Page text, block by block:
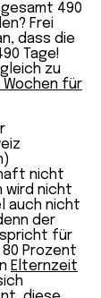
490
Frei
dass die
Tage!
zu
Wochen für
nicht
wird nicht
auch nicht
der
für
Prozent
Elternzeit